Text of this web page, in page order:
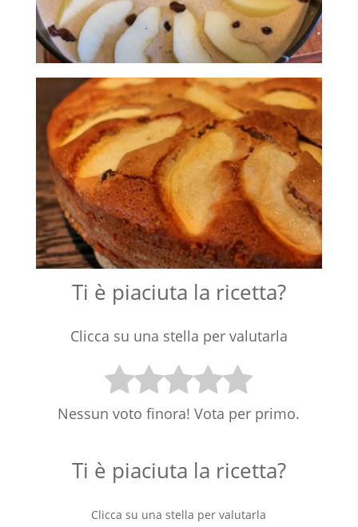
Ti è piaciuta la ricetta?
Clicca su una stella per valutarla
Nessun voto finora! Vota per primo.
Ti è piaciuta la ricetta?
Clicca su una stella per valutarla